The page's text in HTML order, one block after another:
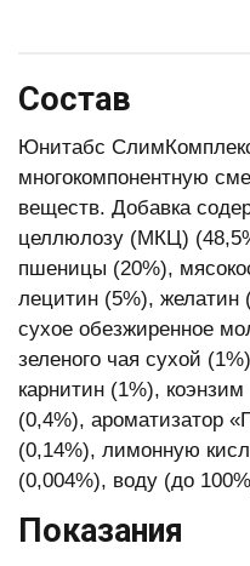
Состав
Юнитабс
многокомпонентную
веществ. Добавка
целлюлозу (МКЦ)
пшеницы (20%),
лецитин (5%),
сухое обезжиренное
зеленого чая сухой
карнитин (1%),
(0,4%), ароматизатор
(0,14%), лимонную
(0,004%), воду (до
Показания